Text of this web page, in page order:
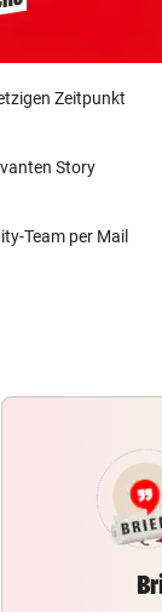
Zeitpunkt
Story
Team per Mail